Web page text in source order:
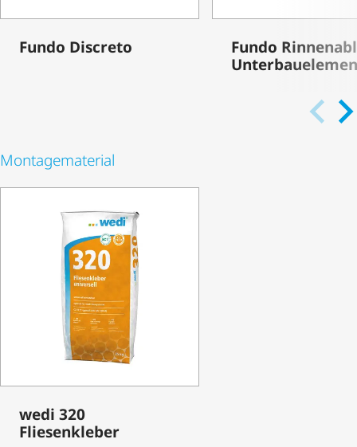
Fundo Discreto
Fundo
Monta­ge­ma­te­rial
wedi 320
Fliesenkleber